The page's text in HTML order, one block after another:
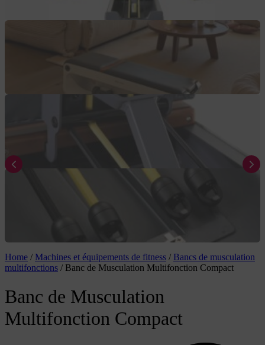
Home / Machines et équipements de fitness / Bancs de musculation
multifonctions / Banc de Musculation Multifonction Compact
Banc de Musculation
Multifonction Compact